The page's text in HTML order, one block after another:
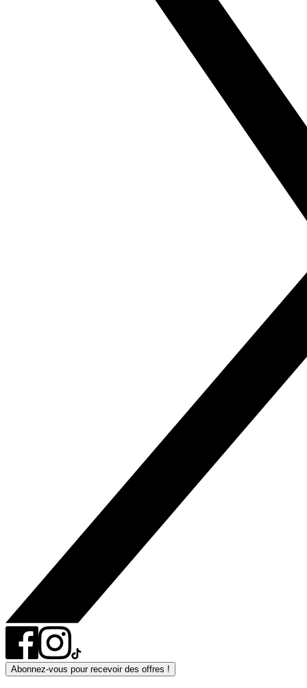
Abonnez-vous pour recevoir des offres !